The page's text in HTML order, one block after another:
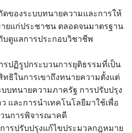
ของระบบทนายความและการให้
ยแก่ประชาชน ตลอดจนมาตรฐาน
ดูแลการประกอบวิชาชีพ
รปฏิรูปกระบวนการยุติธรรมที่เป็น
ทธิในการเขาถึงทนายความตั้งแต่
บทนายความภาครัฐ การปรับปรุง
และการนำเทคโนโลยีมาใช้เพื่อ
นการพิจารณาคดี
ารปรับปรุงแก้ไขประมวลกฎหมาย